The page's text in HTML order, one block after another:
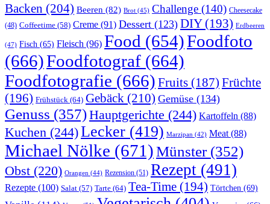
Backen (204) Beeren (82) Brot (45) Challenge (140) Cheesecake
(48) Coffeetime (58) Creme (91) Dessert (123) DIY(193) Erdbeeren
(47) Fisch (65) Fleisch (96) Food (654)Foodfoto
(666)Foodfotograf (664)
Foodfotografie (666) Fruits (187) Früchte
(196) Frühstück (64) Gebäck (210) Gemüse (134)
Genuss (357)Hauptgerichte (244) Kartoffeln (88)
Kuchen (244)Lecker (419) Marzipan (42) Meat (88)
Michael Nölke (671)Münster(352)
Obst (220) Orangen (44) Rezension (51) Rezept (491)
Rezepte (100) Salat (57) Tarte (64) Tea-Time (194) Törtchen (69)